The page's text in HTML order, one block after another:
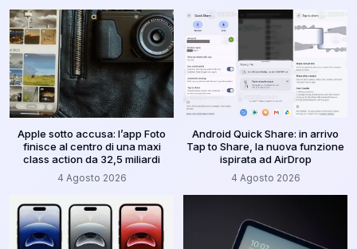
Apple sotto accusa: l’app Foto
finisce al centro di una maxi
class action da 32,5 miliardi
4 Agosto 2026
Android Quick Share: in arrivo
Tap to Share, la nuova funzione
ispirata ad AirDrop
4 Agosto 2026